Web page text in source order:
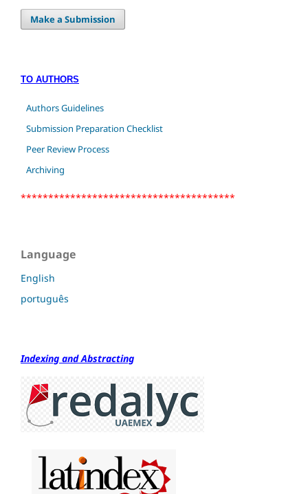
Make a Submission
TO AUTHORS
Authors Guidelines
Submission Preparation Checklist
Peer Review Process
Archiving
***************************************
Language
English
português
Indexing and Abstracting